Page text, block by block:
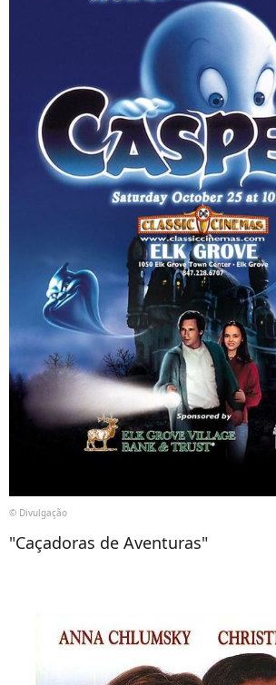
© Divulgação
"Caçadoras de Aventuras"